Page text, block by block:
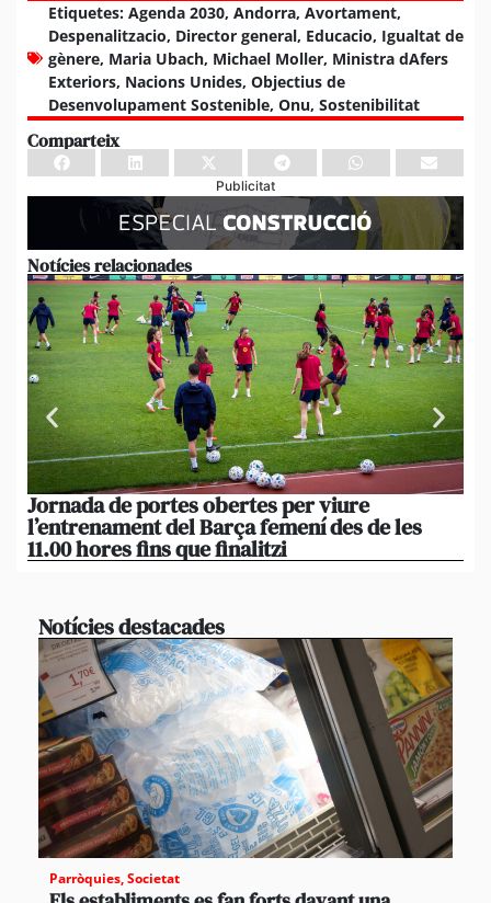
Etiquetes: Agenda 2030, Andorra, Avortament,
Despenalitzacio, Director general, Educacio, Igualtat de
gènere, Maria Ubach, Michael Moller, Ministra dAfers
Exteriors, Nacions Unides, Objectius de
Desenvolupament Sostenible, Onu, Sostenibilitat
Comparteix
Publicitat
Notícies relacionades
Jornada de portes obertes per viure
l’entrenament del Barça femení des de les
11.00 hores fins que finalitzi
Notícies destacades
Parròquies,Societat